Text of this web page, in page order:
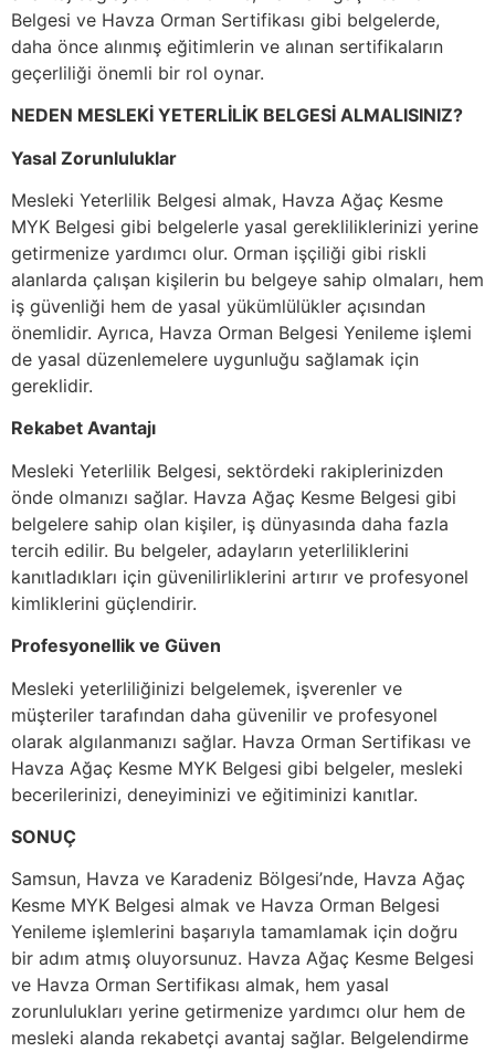
Belgesi ve Havza Orman Sertifikası gibi belgelerde,
daha önce alınmış eğitimlerin ve alınan sertifikaların
geçerliliği önemli bir rol oynar.
NEDEN MESLEKİ YETERLİLİK BELGESİ ALMALISINIZ?
Yasal Zorunluluklar
Mesleki Yeterlilik Belgesi almak, Havza Ağaç Kesme
MYK Belgesi gibi belgelerle yasal gerekliliklerinizi yerine
getirmenize yardımcı olur. Orman işçiliği gibi riskli
alanlarda çalışan kişilerin bu belgeye sahip olmaları, hem
iş güvenliği hem de yasal yükümlülükler açısından
önemlidir. Ayrıca, Havza Orman Belgesi Yenileme işlemi
de yasal düzenlemelere uygunluğu sağlamak için
gereklidir.
Rekabet Avantajı
Mesleki Yeterlilik Belgesi, sektördeki rakiplerinizden
önde olmanızı sağlar. Havza Ağaç Kesme Belgesi gibi
belgelere sahip olan kişiler, iş dünyasında daha fazla
tercih edilir. Bu belgeler, adayların yeterliliklerini
kanıtladıkları için güvenilirliklerini artırır ve profesyonel
kimliklerini güçlendirir.
Profesyonellik ve Güven
Mesleki yeterliliğinizi belgelemek, işverenler ve
müşteriler tarafından daha güvenilir ve profesyonel
olarak algılanmanızı sağlar. Havza Orman Sertifikası ve
Havza Ağaç Kesme MYK Belgesi gibi belgeler, mesleki
becerilerinizi, deneyiminizi ve eğitiminizi kanıtlar.
SONUÇ
Samsun, Havza ve Karadeniz Bölgesi’nde, Havza Ağaç
Kesme MYK Belgesi almak ve Havza Orman Belgesi
Yenileme işlemlerini başarıyla tamamlamak için doğru
bir adım atmış oluyorsunuz. Havza Ağaç Kesme Belgesi
ve Havza Orman Sertifikası almak, hem yasal
zorunlulukları yerine getirmenize yardımcı olur hem de
mesleki alanda rekabetçi avantaj sağlar. Belgelendirme